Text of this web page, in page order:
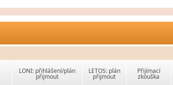
LONI: přihlášení/plán
přijmout
LETOS: plán
přijmout
Přijímací
zkouška